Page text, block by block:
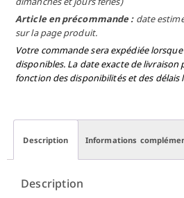
Article en précommande : date
sur la page produit.
Votre commande sera expédiée
disponibles. La date exacte de livraison
fonction des disponibilités et des délais
Description Informations
Description